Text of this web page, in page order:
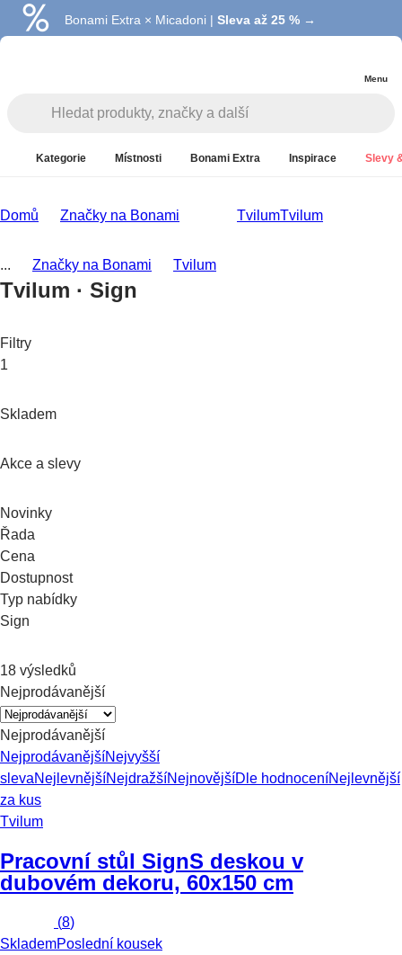
Bonami Extra × Micadoni | Sleva až 25 % →
Summer Sale | Ušetřete až 40 % →
Menu
Kategorie Místnosti Bonami Extra Inspirace Slevy
Domů Značky na Bonami TvilumTvilum
... Značky na Bonami Tvilum
Tvilum · Sign
Filtry
1
Skladem
Akce a slevy
Novinky
Řada
Cena
Dostupnost
Typ nabídky
Sign
18 výsledků
Nejprodávanější
Nejprodávanější
NejprodávanějšíNejvyšší
slevaNejlevnějšíNejdražšíNejnovějšíDle hodnoceníNejlevnější
za kus
Tvilum
Pracovní stůl SignS deskou v
dubovém dekoru, 60x150 cm
(8)
SklademPoslední kousek